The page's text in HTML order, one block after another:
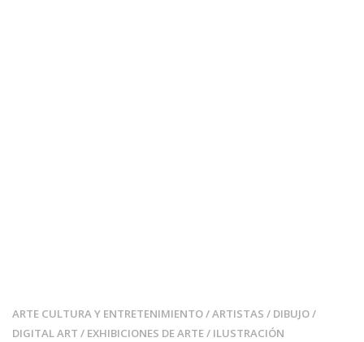
ARTE CULTURA Y ENTRETENIMIENTO/ARTISTAS / DIBUJO/
DIGITAL ART / EXHIBICIONES DE ARTE/ ILUSTRACIÓN